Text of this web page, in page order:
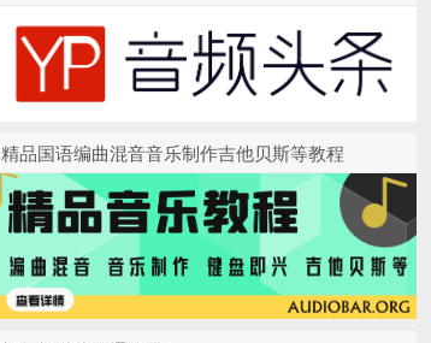
精品国语编曲混音音乐制作吉他贝斯等教程